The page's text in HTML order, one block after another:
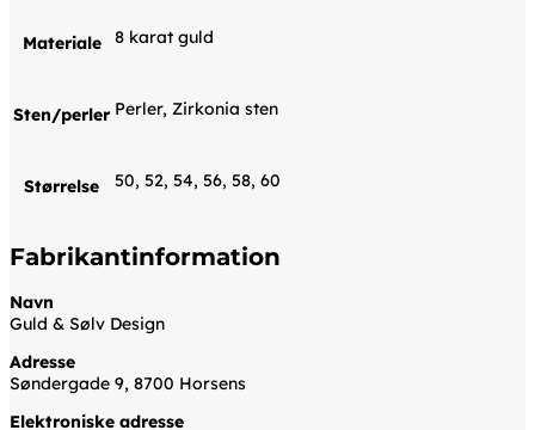
Materiale 8 karat guld
Sten/perler Perler, Zirkonia sten
Størrelse 50, 52, 54, 56, 58, 60
Fabrikantinformation
Navn
Guld & Sølv Design
Adresse
Søndergade 9, 8700 Horsens
Elektroniske adresse